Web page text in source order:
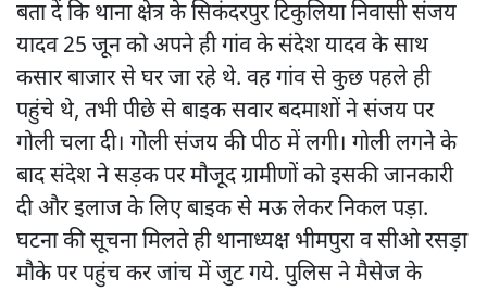
बता दें कि थाना क्षेत्र के सिकंदरपुर टिकुलिया निवासी संजय
यादव 25 जून को अपने ही गांव के संदेश यादव के साथ
कसार बाजार से घर जा रहे थे. वह गांव से कुछ पहले ही
पहुंचे थे, तभी पीछे से बाइक सवार बदमाशों ने संजय पर
गोली चला दी। गोली संजय की पीठ में लगी। गोली लगने के
बाद संदेश ने सड़क पर मौजूद ग्रामीणों को इसकी जानकारी
दी और इलाज के लिए बाइक से मऊ लेकर निकल पड़ा.
घटना की सूचना मिलते ही थानाध्यक्ष भीमपुरा व सीओ रसड़ा
मौके पर पहुंच कर जांच में जुट गये. पुलिस ने मैसेज के